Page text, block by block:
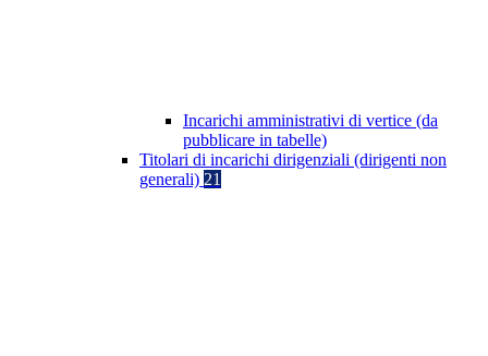
Incarichi amministrativi di vertice (da
pubblicare in tabelle)
Titolari di incarichi dirigenziali (dirigenti non
generali) 21